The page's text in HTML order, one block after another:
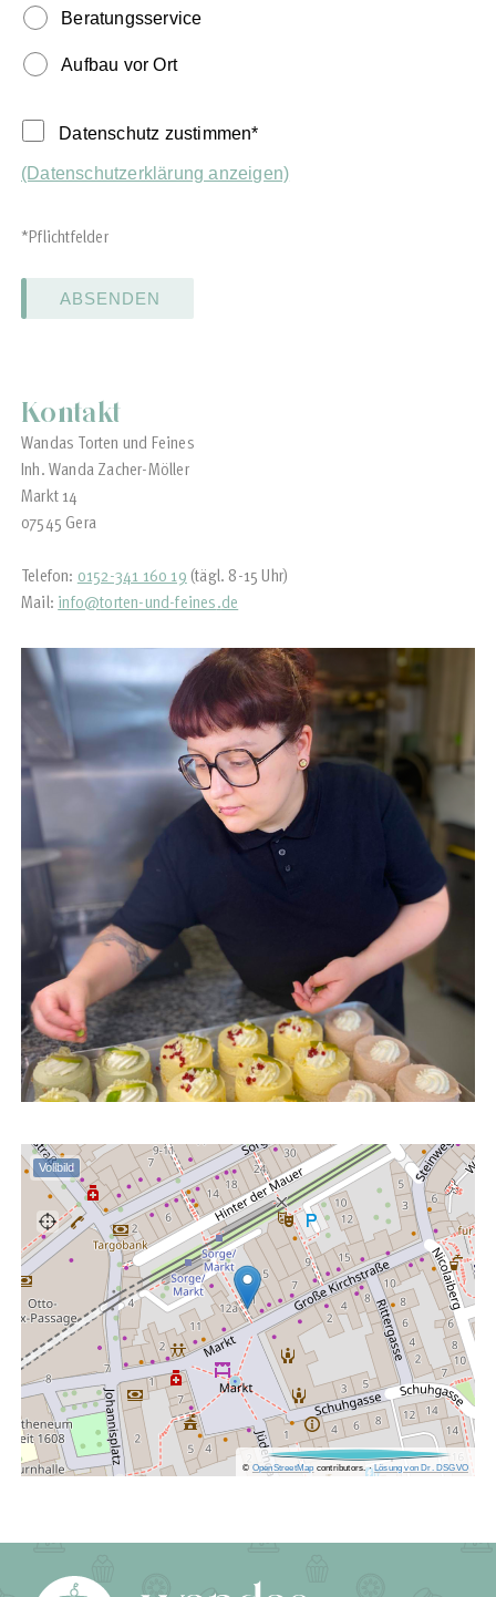
Beratungsservice
Aufbau vor Ort
Datenschutz zustimmen*
(Datenschutzerklärung anzeigen)
*Pflichtfelder
ABSENDEN
Kontakt
Wandas Torten und Feines
Inh. Wanda Zacher-Möller
Markt 14
07545 Gera
Telefon: 0152-341 160 19 (tägl. 8-15 Uhr)
Mail: info@torten-und-feines.de
© OpenStreetMap contributors. · Lösung von Dr. DSGVO
Vollbild